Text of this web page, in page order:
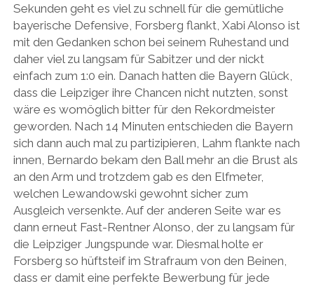
Sekunden geht es viel zu schnell für die gemütliche
bayerische Defensive, Forsberg flankt, Xabi Alonso ist
mit den Gedanken schon bei seinem Ruhestand und
daher viel zu langsam für Sabitzer und der nickt
einfach zum 1:0 ein. Danach hatten die Bayern Glück,
dass die Leipziger ihre Chancen nicht nutzten, sonst
wäre es womöglich bitter für den Rekordmeister
geworden. Nach 14 Minuten entschieden die Bayern
sich dann auch mal zu partizipieren, Lahm flankte nach
innen, Bernardo bekam den Ball mehr an die Brust als
an den Arm und trotzdem gab es den Elfmeter,
welchen Lewandowski gewohnt sicher zum
Ausgleich versenkte. Auf der anderen Seite war es
dann erneut Fast-Rentner Alonso, der zu langsam für
die Leipziger Jungspunde war. Diesmal holte er
Forsberg so hüftsteif im Strafraum von den Beinen,
dass er damit eine perfekte Bewerbung für jede